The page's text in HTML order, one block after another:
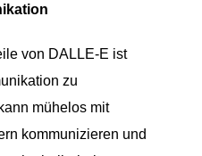
von DALLE-E ist
zu
mühelos mit
kommunizieren und